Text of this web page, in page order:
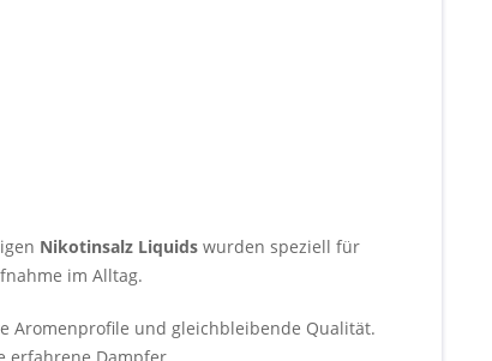
Nikotinsalz Liquids wurden speziell für
im Alltag.
Aromenprofile und gleichbleibende Qualität.